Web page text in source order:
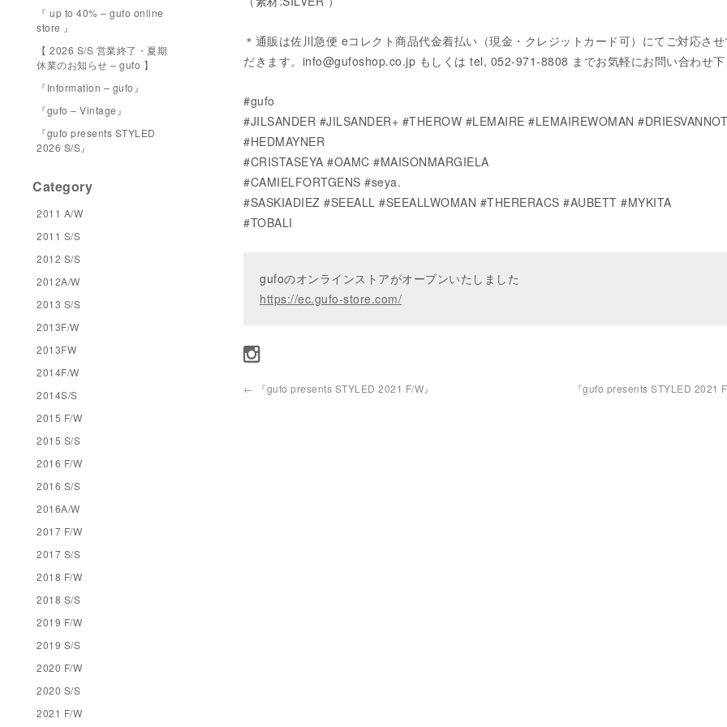
＊通販は佐川急便 eコレクト商品代金着払い（現金・クレジットカード可）にてご対応させ
だきます。info@gufoshop.co.jp もしくは tel, 052-971-8808 までお気軽にお問い合わせ下
#gufo
#JILSANDER #JILSANDER+ #THEROW #LEMAIRE #LEMAIREWOMAN
#HEDMAYNER
#CRISTASEYA #OAMC #MAISONMARGIELA
#CAMIELFORTGENS #seya.
#SASKIADIEZ #SEEALL #SEEALLWOMAN #THERERACS #AUBETT #MYKITA
#TOBALI
gufoのオンラインストアがオープンいたしました
https://ec.gufo-store.com/
← 『gufo presents STYLED 2021 F/W』 『gufo presents STYLED 2021
『 up to 40% – gufo online
store 』
【 2026 S/S 営業終了・夏期
休業のお知らせ – gufo 】
『Information – gufo』
『gufo – Vintage』
『gufo presents STYLED
2026 S/S』
Category
2011 A/W
2011 S/S
2012 S/S
2012A/W
2013 S/S
2013F/W
2013FW
2014F/W
2014S/S
2015 F/W
2015 S/S
2016 F/W
2016 S/S
2016A/W
2017 F/W
2017 S/S
2018 F/W
2018 S/S
2019 F/W
2019 S/S
2020 F/W
2020 S/S
2021 F/W